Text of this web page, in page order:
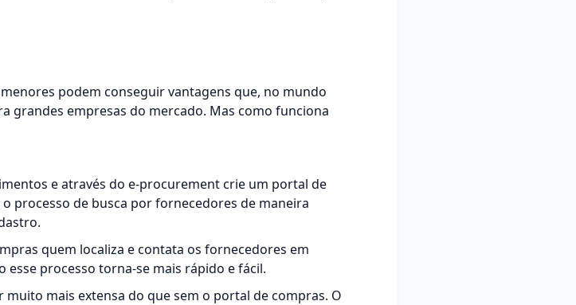
podem conseguir vantagens que, no mundo
grandes empresas do mercado. Mas como funciona
e através do e-procurement crie um portal de
processo de busca por fornecedores de maneira
quem localiza e contata os fornecedores em
processo torna-se mais rápido e fácil.
mais extensa do que sem o portal de compras. O